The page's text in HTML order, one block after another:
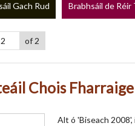
Gach Rud Brabhsáil de Réir
of 2
Chois Fharraige
Alt ó 'Biseach 2008',